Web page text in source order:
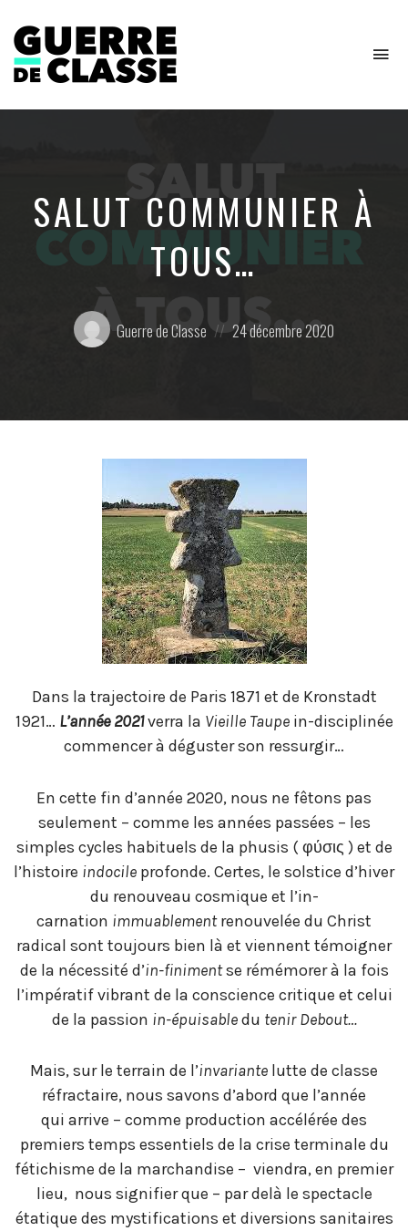
de
SALUT COMMUNIER À
TOUS…
Posté
par:
Guerre de Classe
Posted
on
24 décembre 2020
Dans la trajectoire de Paris 1871 et de Kronstadt
1921… L’année 2021verra la Vieille Taupein-disciplinée
commencer à déguster son ressurgir…
En cette fin d’année 2020, nous ne fêtons pas
seulement – comme les années passées – les
simples cycles habituels de la phusis ( φύσις ) et de
l’histoire indocile profonde. Certes, le solstice d’hiver
du renouveau cosmique et l’in-
carnation immuablementrenouvelée du Christ
radical sont toujours bien là et viennent témoigner
de la nécessité d’in-finimentse rémémorer à la fois
l’impératif vibrant de la conscience critique et celui
de la passion in-épuisabledu tenir Debout…
Mais, sur le terrain de l’invariante lutte de classe
réfractaire, nous savons d’abord que l’année
qui arrive – comme production accélérée des
premiers temps essentiels de la crise terminale du
fétichisme de la marchandise – viendra, en premier
lieu, nous signifier que – par delà le spectacle
étatique des mystifications et diversions sanitaires